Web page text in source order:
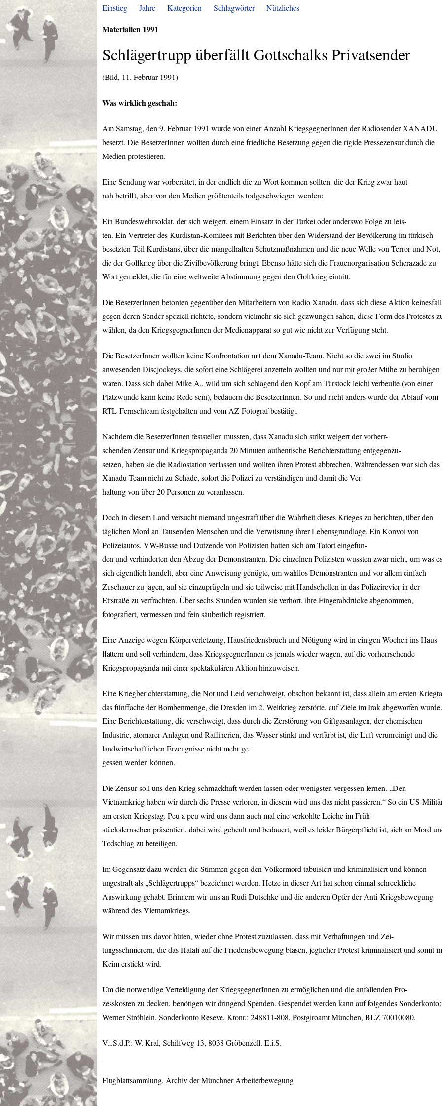
Einstieg Jahre Kategorien Schlagwörter Nützliches
Materialien 1991
Schlägertrupp überfällt Gottschalks Privatsender
(Bild, 11. Februar 1991)
Was wirklich geschah:
Am Samstag, den 9. Februar 1991 wurde von einer Anzahl KriegsgegnerInnen der RadiosenderXANADU
besetzt. Die BesetzerInnen wollten durch eine friedliche Besetzung gegen die rigide Pressezensur durch die
Medien protestieren.
Eine Sendung war vorbereitet, in der endlich die zu Wort kommen sollten, die der Krieg zwar haut-
nah betrifft, aber von den Medien größtenteils todgeschwiegen werden:
Ein Bundeswehrsoldat, der sich weigert, einem Einsatz in der Türkei oder anderswo Folge zu leis-
ten. Ein Vertreter des Kurdistan-Komitees mit Berichten über den Widerstand der Bevölkerung im türkisch
besetzten Teil Kurdistans, über die mangelhaften Schutzmaßnahmen und die neue Welle von Terror und Not,
die der Golfkrieg über die Zivilbevölkerung bringt. Ebenso hätte sich die Frauenorganisation Scherazade zu
Wort gemeldet, die für eine weltweite Abstimmung gegen den Golfkrieg eintritt.
Die BesetzerInnen betonten gegenüber den Mitarbeitern von Radio Xanadu, dass sich diese Aktion
gegen deren Sender speziell richtete, sondern vielmehr sie sich gezwungen sahen, diese Form des Protestes
wählen, da den KriegsgegnerInnen der Medienapparat so gut wie nicht zur Verfügung steht.
Die BesetzerInnen wollten keine Konfrontation mit dem Xanadu-Team. Nicht so die zwei im Studio
anwesenden Discjockeys, die sofort eine Schlägerei anzetteln wollten und nur mit großer Mühe zu beruhigen
waren. Dass sich dabei Mike A., wild um sich schlagend den Kopf am Türstock leicht verbeulte (von einer
Platzwunde kann keine Rede sein), bedauern die BesetzerInnen. So und nicht anders wurde der Ablauf vom
RTL-Fernsehteam festgehalten und vom AZ-Fotograf bestätigt.
Nachdem die BesetzerInnen feststellen mussten, dass Xanadu sich strikt weigert der vorherr-
schenden Zensur und Kriegspropaganda 20 Minuten authentische Berichterstattung entgegenzu-
setzen, haben sie die Radiostation verlassen und wollten ihren Protest abbrechen. Währendessen war sich das
Xanadu-Team nicht zu Schade, sofort die Polizei zu verständigen und damit die Ver-
haftung von über 20 Personen zu veranlassen.
Doch in diesem Land versucht niemand ungestraft über die Wahrheit dieses Krieges zu berichten, über den
täglichen Mord an Tausenden Menschen und die Verwüstung ihrer Lebensgrundlage. Ein Konvoi von
Polizeiautos, VW-Busse und Dutzende von Polizisten hatten sich am Tatort eingefun-
den und verhinderten den Abzug der Demonstranten. Die einzelnen Polizisten wussten zwar nicht, um was es
sich eigentlich handelt, aber eine Anweisung genügte, um wahllos Demonstranten und vor allem einfach
Zuschauer zu jagen, auf sie einzuprügeln und sie teilweise mit Handschellen in das Polizeirevier in der
Ettstraße zu verfrachten. Über sechs Stunden wurden sie verhört, ihre Fingerabdrücke abgenommen,
fotografiert, vermessen und fein säuberlich registriert.
Eine Anzeige wegen Körperverletzung, Hausfriedensbruch und Nötigung wird in einigen Wochen ins Haus
flattern und soll verhindern, dass KriegsgegnerInnen es jemals wieder wagen, auf die vorherrschende
Kriegspropaganda mit einer spektakulären Aktion hinzuweisen.
Eine Kriegberichterstattung, die Not und Leid verschweigt, obschon bekannt ist, dass allein am ersten
das fünffache der Bombenmenge, die Dresden im 2. Weltkrieg zerstörte, auf Ziele im Irak abgeworfen wurde.
Eine Berichterstattung, die verschweigt, dass durch die Zerstörung von Giftgasanlagen, der chemischen
Industrie, atomarer Anlagen und Raffinerien, das Wasser stinkt und verfärbt ist, die Luft verunreinigt und die
landwirtschaftlichen Erzeugnisse nicht mehr ge-
gessen werden können.
Die Zensur soll uns den Krieg schmackhaft werden lassen oder wenigsten vergessen lernen. „Den
Vietnamkrieg haben wir durch die Presse verloren, in diesem wird uns das nicht passieren.“ So ein US-
am ersten Kriegstag. Peu a peu wird uns dann auch mal eine verkohlte Leiche im Früh-
stücksfernsehen präsentiert, dabei wird geheult und bedauert, weil es leider Bürgerpflicht ist, sich an Mord
Todschlag zu beteiligen.
Im Gegensatz dazu werden die Stimmen gegen den Völkermord tabuisiert und kriminalisiert und können
ungestraft als „Schlägertrupps“ bezeichnet werden. Hetze in dieser Art hat schon einmal schreckliche
Auswirkung gehabt. Erinnern wir uns an Rudi Dutschke und die anderen Opfer der Anti-Kriegsbewegung
während des Vietnamkriegs.
Wir müssen uns davor hüten, wieder ohne Protest zuzulassen, dass mit Verhaftungen und Zei-
tungsschmierern, die das Halali auf die Friedensbewegung blasen, jeglicher Protest kriminalisiert und somit
Keim erstickt wird.
Um die notwendige Verteidigung der KriegsgegnerInnen zu ermöglichen und die anfallenden Pro-
zesskosten zu decken, benötigen wir dringend Spenden. Gespendet werden kann auf folgendes Sonderkonto:
Werner Ströhlein, Sonderkonto Reseve, Ktonr.: 248811-808, Postgiroamt München, BLZ70010080.
V.i.S.d.P.: W. Kral, Schilfweg 13, 8038 Gröbenzell. E.i.S.
Flugblattsammlung, Archiv der Münchner Arbeiterbewegung